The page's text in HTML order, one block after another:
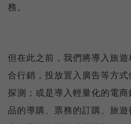
務。
但在此之前，我們將導入旅
合行銷，投放置入廣告等方
探測；或是導入輕量化的電
品的導購、票務的訂購、旅